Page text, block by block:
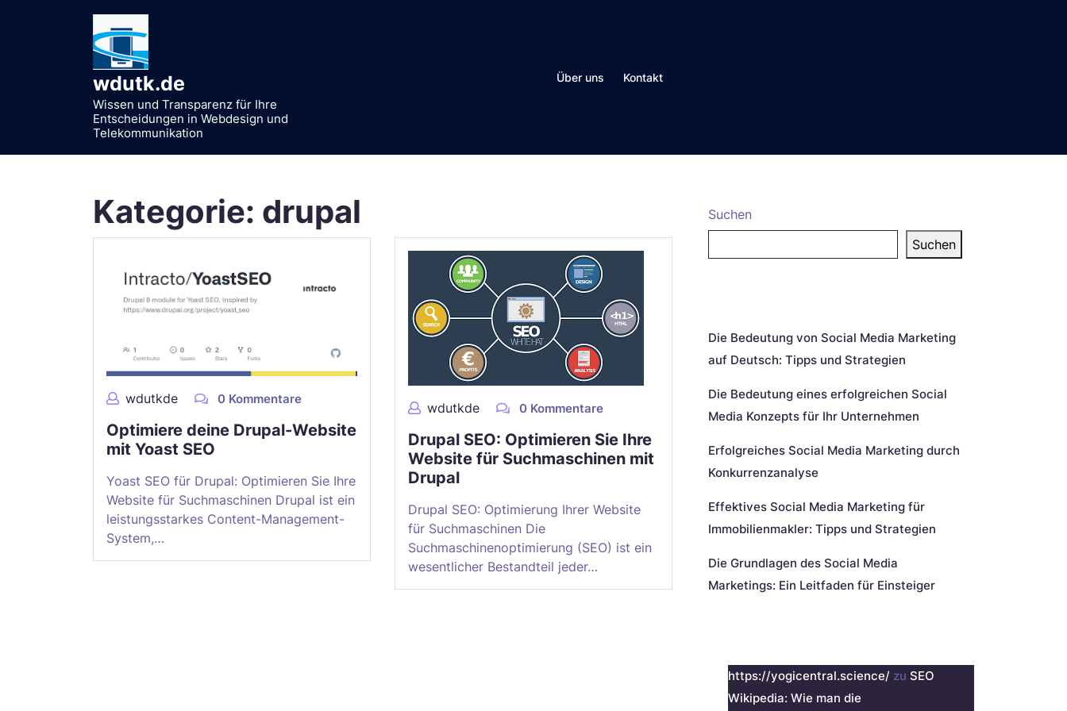
wdutk.de
Wissen und Transparenz für Ihre
Entscheidungen in Webdesign und
Telekommunikation
Über uns Kontakt
Kategorie: drupal
wdutkde 0 Kommentare
Optimiere deine Drupal-Website
mit Yoast SEO
Yoast SEO für Drupal: Optimieren Sie Ihre
Website für Suchmaschinen Drupal ist ein
leistungsstarkes Content-Management-
System,…
wdutkde 0 Kommentare
Drupal SEO: Optimieren Sie Ihre
Website für Suchmaschinen mit
Drupal
Drupal SEO: Optimierung Ihrer Website
für Suchmaschinen Die
Suchmaschinenoptimierung (SEO) ist ein
wesentlicher Bestandteil jeder…
Suchen
Suchen
Die Bedeutung von Social Media Marketing
auf Deutsch: Tipps und Strategien
Die Bedeutung eines erfolgreichen Social
Media Konzepts für Ihr Unternehmen
Erfolgreiches Social Media Marketing durch
Konkurrenzanalyse
Effektives Social Media Marketing für
Immobilienmakler: Tipps und Strategien
Die Grundlagen des Social Media
Marketings: Ein Leitfaden für Einsteiger
https://yogicentral.science/ zu SEO
Wikipedia: Wie man die